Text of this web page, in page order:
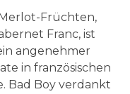
Früchten,
Franc, ist
angenehmer
in französischen
Bad Boy verdankt